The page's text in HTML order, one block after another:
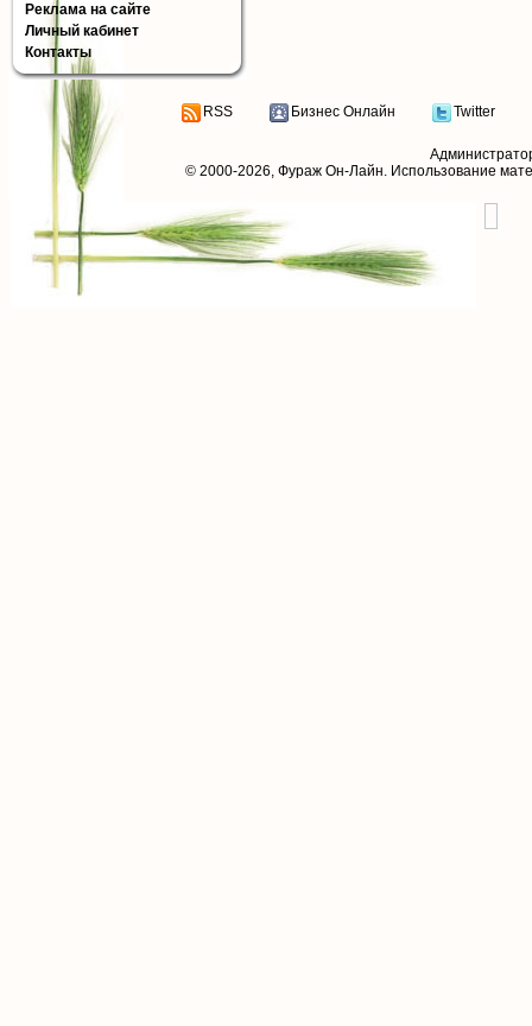
Реклама на сайте
Личный кабинет
Контакты
RSS Бизнес Онлайн Twitter
© 2000-2026, Фураж Он-Лайн. Использование